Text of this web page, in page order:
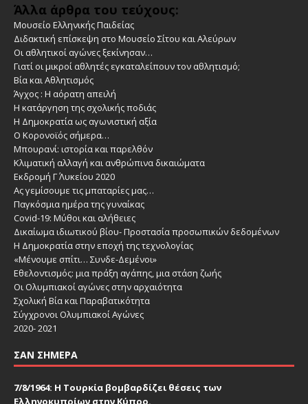
Άλλα άρθρα του τεύχους:
Μουσείο Ελληνικής Παιδείας
Διδακτική επίσκεψη στο Μουσείο Σίτου και Αλεύρων
Οι αθλητικοί αγώνες ξεκίνησαν…
Γιατί οι μικροί αθλητές εγκαταλείπουν τον αθλητισμό;
Βία και Αθλητισμός
Άγχος : Η αόρατη απειλή
Η κατάργηση της σχολικής ποδιάς
Η Δημοκρατία ως αγωνιστική αξία
Ο Κορονοϊός σήμερα…
Μπουρανί: ιστορία και παρελθόν
Κλιματική αλλαγή και ανθρώπινα δικαιώματα
Εκδρομή Γ΄ Λυκείου 2020
Ας γεμίσουμε τις μπαταρίες μας…
Παγκόσμια ημέρα της γυναίκας
Covid-19: Μύθοι και αλήθειες
Δικαίωμα ιδιωτικού βίου- Προστασία προσωπικών δεδομένων
Η Δημοκρατία στην εποχή της τεχνολογίας
«Μένουμε σπίτι… Συνδε-Δεμένοι»
Εθελοντισμός: μια πράξη αγάπης, μια στάση ζωής
Οι Ολυμπιακοί αγώνες στην αρχαιότητα
Σχολική Βία και Παραβατικότητα
Σύγχρονοι Ολυμπιακοί Αγώνες
2020- 2021
ΣΑΝ ΣΉΜΕΡΑ
7/8/1964: Η Τουρκία βομβαρδίζει θέσεις των
Ελληνοκυπρίων στην Κύπρο.